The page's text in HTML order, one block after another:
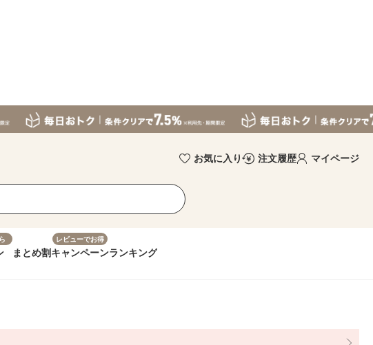
お気に入り 注文履歴 マイページ
まとめ割
レビューでお得
キャンペーンランキング